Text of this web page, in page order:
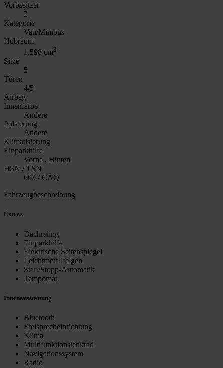
Vorbesitzer
2
Kategorie
Van/Minibus
Hubraum
1.598 cm3
Sitze
5
Türen
4/5
Airbag
Innenfarbe
Andere
Polsterung
Andere
Klimatisierung
Einparkhilfe
Vorne , Hinten
HSN / TSN
603 / CAQ
Fahrzeugbeschreibung
Extras
Dachreling
Einparkhilfe
Elektrische Seitenspiegel
Leichtmetallfelgen
Start/Stopp-Automatik
Tempomat
Innenausstattung
Bluetooth
Freisprecheinrichtung
Klima
Multifunktionslenkrad
Navigationssystem
Radio